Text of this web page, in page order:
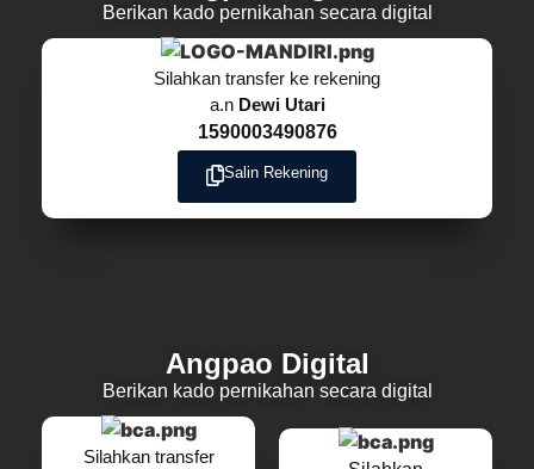
Berikan kado pernikahan secara digital
Silahkan transfer ke rekening
a.n Dewi Utari
1590003490876
Salin Rekening
Angpao Digital
Berikan kado pernikahan secara digital
Silahkan transfer